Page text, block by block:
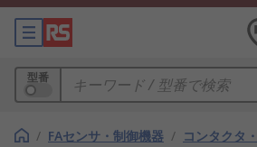
型番
/ FAセンサ・制御機器 / コンタクタ